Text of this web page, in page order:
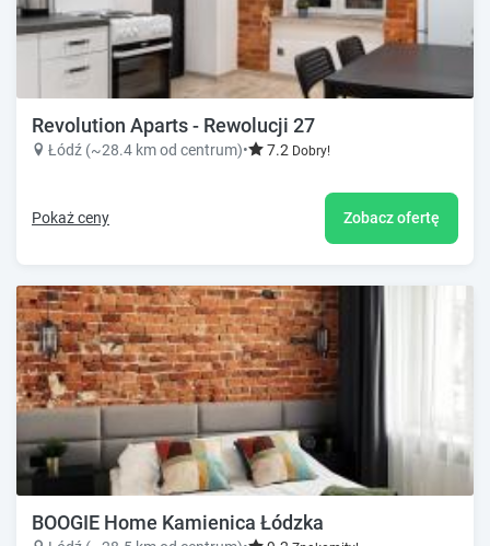
Revolution Aparts - Rewolucji 27
Łódź (~28.4 km od centrum)• 7.2 Dobry!
Pokaż ceny Zobacz ofertę
BOOGIE Home Kamienica Łódzka